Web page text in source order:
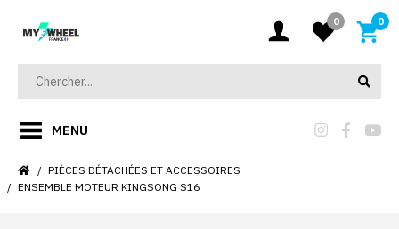
0 0
MENU
PIÈCES DÉTACHÉES ET ACCESSOIRES
ENSEMBLE MOTEUR KINGSONG S16